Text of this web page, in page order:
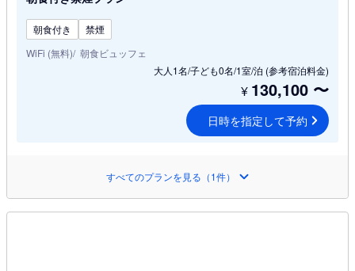
朝食付き
禁煙
WiFi (無料) 朝食ビュッフェ
大人1名/子ども0名/1室/泊 (参考宿泊料金)
¥ 130,100 〜
日時を指定して予約
すべてのプランを見る（1件）